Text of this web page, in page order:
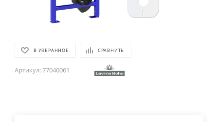
В ИЗБРАННОЕ СРАВНИТЬ
Артикул:77040061